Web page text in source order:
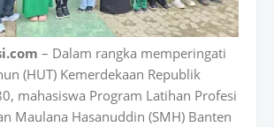
– Dalam rangka memperingati
(HUT) Kemerdekaan Republik
mahasiswa Program Latihan Profesi
Maulana Hasanuddin (SMH) Banten